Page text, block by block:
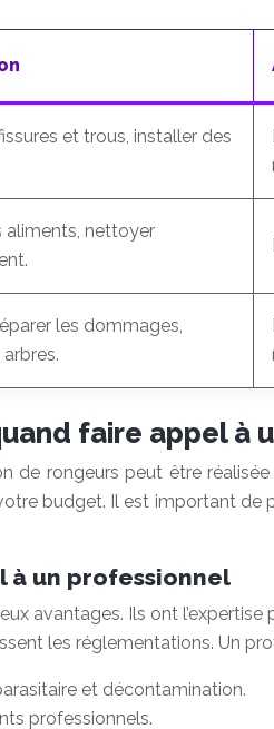
et trous, installer des
aliments, nettoyer
les dommages,
faire appel
de rongeurs peut être
budget. Il est important
à un professionnel
avantages. Ils ont
les réglementations. Un
et décontamination.
professionnels.